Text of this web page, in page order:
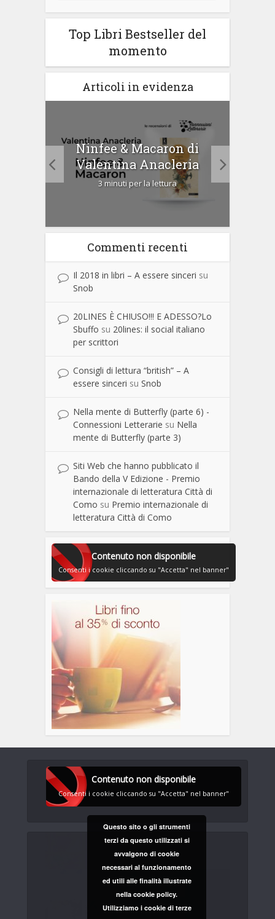
Top Libri Bestseller del
momento
Articoli in evidenza
Ninfee & Macaron di
Valentina Anacleria
3 minuti per la lettura
Commenti recenti
Il 2018 in libri – A essere sinceri su
Snob
20LINES È CHIUSO!!! E ADESSO?Lo
Sbuffo su 20lines: il social italiano
per scrittori
Consigli di lettura “british” – A
essere sinceri su Snob
Nella mente di Butterfly (parte 6) -
Connessioni Letterarie su Nella
mente di Butterfly (parte 3)
Siti Web che hanno pubblicato il
Bando della V Edizione - Premio
internazionale di letteratura Città di
Como su Premio internazionale di
letteratura Città di Como
Contenuto non disponibile
Consenti i cookie cliccando su "Accetta" nel banner"
Contenuto non disponibile
Consenti i cookie cliccando su "Accetta" nel banner"
Questo sito o gli strumenti
terzi da questo utilizzati si
avvalgono di cookie
necessari al funzionamento
ed utili alle finalità illustrate
nella cookie policy.
Utilizziamo i cookie di terze